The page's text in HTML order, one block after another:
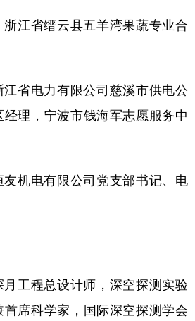
省缙云县五羊湾果蔬专业合
电力有限公司慈溪市供电公
理，宁波市钱海军志愿服务中
电有限公司党支部书记、电
程总设计师，深空探测实验
席科学家，国际深空探测学会